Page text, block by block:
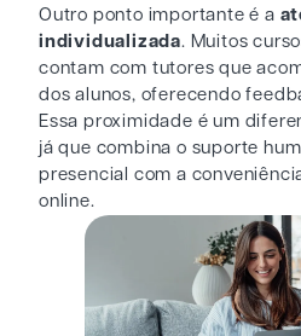
Outro ponto importante é a
individualizada. Muitos
contam com tutores que
dos alunos, oferecendo
Essa proximidade é um
já que combina o suporte
presencial com a
online.